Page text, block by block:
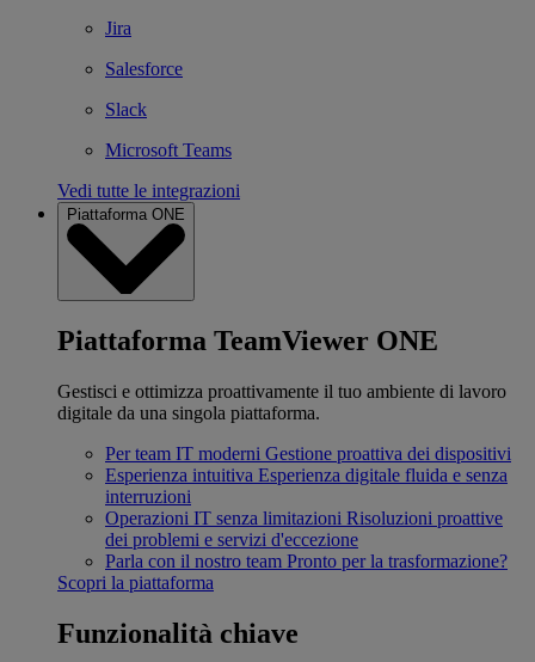
Jira
Salesforce
Slack
Microsoft Teams
Vedi tutte le integrazioni
Piattaforma ONE
Piattaforma TeamViewer ONE
Gestisci e ottimizza proattivamente il tuo ambiente di lavoro
digitale da una singola piattaforma.
Per team IT moderni Gestione proattiva dei dispositivi
Esperienza intuitiva Esperienza digitale fluida e senza
interruzioni
Operazioni IT senza limitazioni Risoluzioni proattive
dei problemi e servizi d'eccezione
Parla con il nostro team Pronto per la trasformazione?
Scopri la piattaforma
Funzionalità chiave